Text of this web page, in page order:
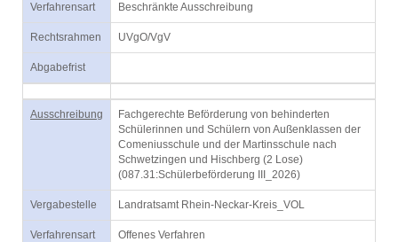
Verfahrensart Beschränkte Ausschreibung
Rechtsrahmen UVgO/VgV
Abgabefrist
Ausschreibung
Fachgerechte Beförderung von behinderten
Schülerinnen und Schülern von Außenklassen der
Comeniusschule und der Martinsschule nach
Schwetzingen und Hischberg (2 Lose)
(087.31:Schülerbeförderung III_2026)
Vergabestelle Landratsamt Rhein-Neckar-Kreis_VOL
Verfahrensart Offenes Verfahren